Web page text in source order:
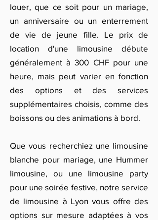
louer, que ce soit pour un mariage,
un anniversaire ou un enterrement
de vie de jeune fille. Le prix de
location d'une limousine débute
généralement à 300 CHF pour une
heure, mais peut varier en fonction
des options et des services
supplémentaires choisis, comme des
boissons ou des animations à bord.
Que vous recherchiez une limousine
blanche pour mariage, une Hummer
limousine, ou une limousine party
pour une soirée festive, notre service
de limousine à Lyon vous offre des
options sur mesure adaptées à vos